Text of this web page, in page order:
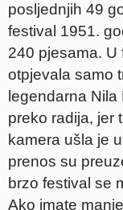
posljednjih 49
festival 1951.
240 pjesama. U
otpjevala samo
legendarna
preko radija, jer
kamera ušla je
prenos su
brzo festival se
Ako imate